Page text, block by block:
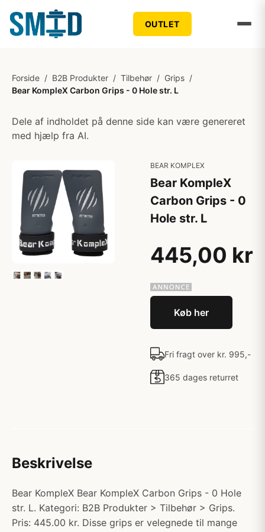
OUTLET
Forside / B2B Produkter / Tilbehør / Grips /
Bear KompleX Carbon Grips - 0 Hole str. L
Dele af indholdet på denne side kan være genereret
med hjælp fra AI.
BEAR KOMPLEX
Bear KompleX
Carbon Grips - 0
Hole str. L
445,00 kr
Køb her
Fri fragt over kr. 995,-
365 dages returret
Beskrivelse
Bear KompleX Bear KompleX Carbon Grips - 0 Hole
str. L. Kategori: B2B Produkter > Tilbehør > Grips.
Pris: 445.00 kr. Disse grips er velegnede til mange